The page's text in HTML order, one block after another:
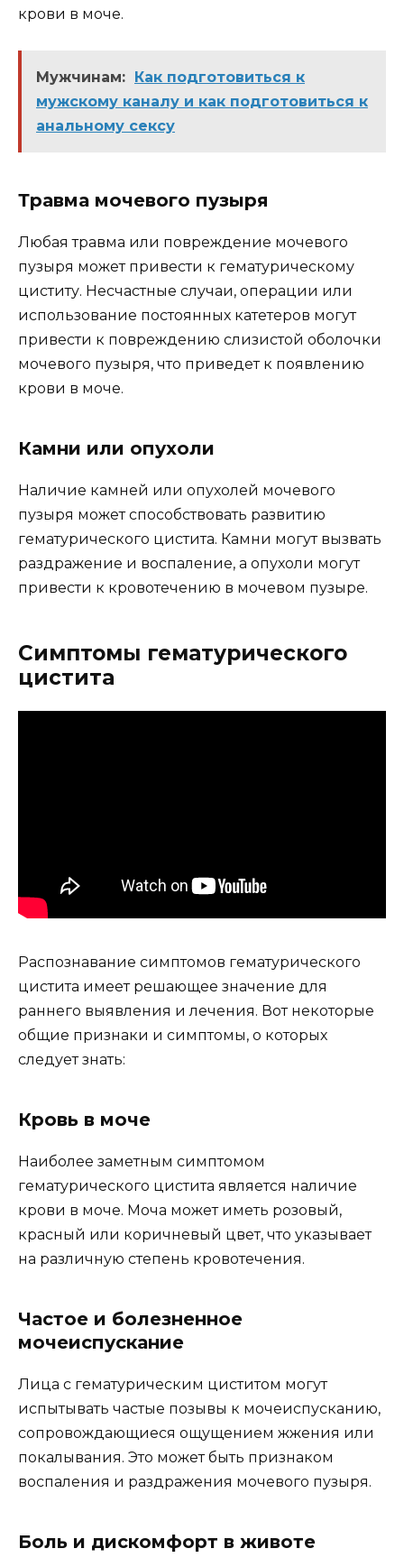
крови в моче.
Мужчинам:
Как подготовиться к
мужскому каналу и как подготовиться к
анальному сексу
Травма мочевого пузыря
Любая травма или повреждение мочевого
пузыря может привести к гематурическому
циститу. Несчастные случаи, операции или
использование постоянных катетеров могут
привести к повреждению слизистой оболочки
мочевого пузыря, что приведет к появлению
крови в моче.
Камни или опухоли
Наличие камней или опухолей мочевого
пузыря может способствовать развитию
гематурического цистита. Камни могут вызвать
раздражение и воспаление, а опухоли могут
привести к кровотечению в мочевом пузыре.
Симптомы гематурического
цистита
Распознавание симптомов гематурического
цистита имеет решающее значение для
раннего выявления и лечения. Вот некоторые
общие признаки и симптомы, о которых
следует знать:
Кровь в моче
Наиболее заметным симптомом
гематурического цистита является наличие
крови в моче. Моча может иметь розовый,
красный или коричневый цвет, что указывает
на различную степень кровотечения.
Частое и болезненное
мочеиспускание
Лица с гематурическим циститом могут
испытывать частые позывы к мочеиспусканию,
сопровождающиеся ощущением жжения или
покалывания. Это может быть признаком
воспаления и раздражения мочевого пузыря.
Боль и дискомфорт в животе